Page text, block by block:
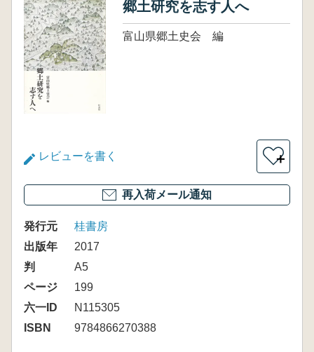
郷土研究を志す人へ
富山県郷土史会 編
レビューを書く ＋
再入荷メール通知
発行元
桂書房
出版年
2017
判
A5
ページ
199
六一ID
N115305
ISBN
9784866270388